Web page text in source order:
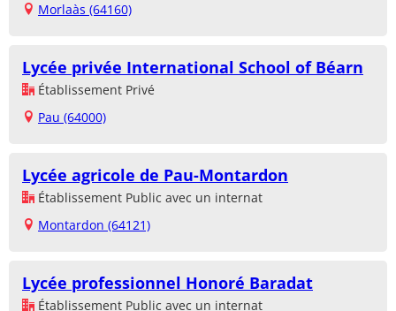
Morlaàs (64160)
Lycée privée International School of Béarn
Établissement Privé
Pau (64000)
Lycée agricole de Pau-Montardon
Établissement Public avec un internat
Montardon (64121)
Lycée professionnel Honoré Baradat
Établissement Public avec un internat